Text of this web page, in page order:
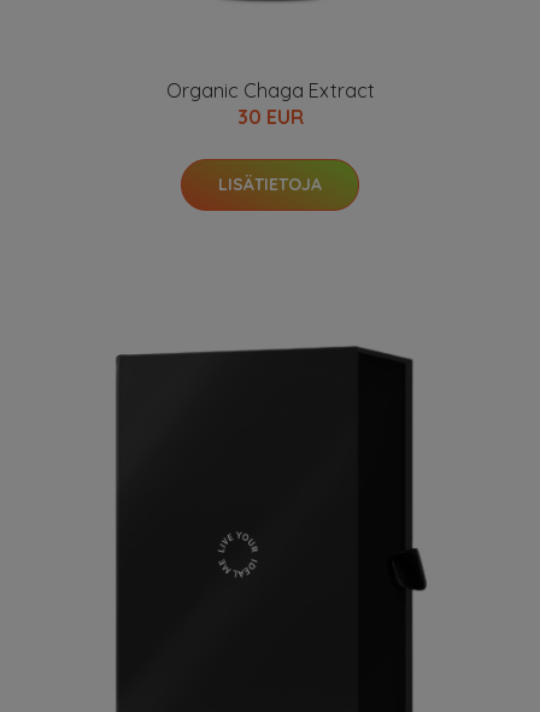
Organic Chaga Extract
30 EUR
LISÄTIETOJA